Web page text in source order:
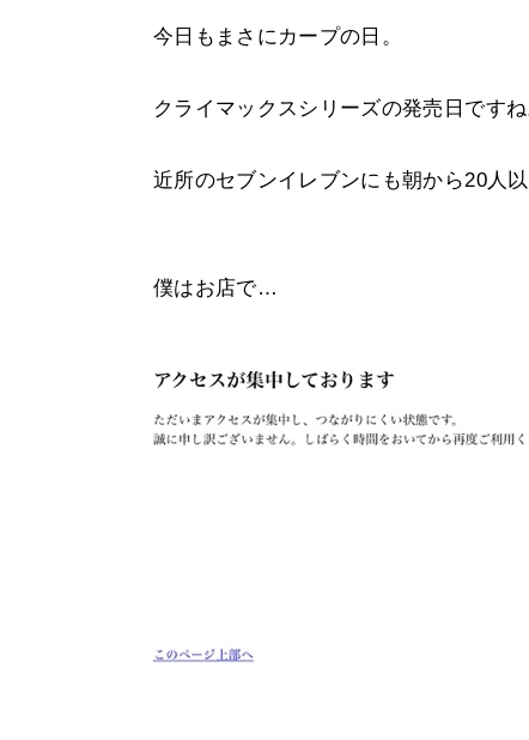
今日もまさにカープの日。
クライマックスシリーズの発売日ですね
近所のセブンイレブンにも朝から20人
僕はお店で…